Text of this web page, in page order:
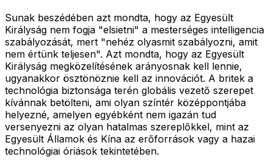
Sunak beszédében azt mondta, hogy az Egyesült
Királyság nem fogja "elsietni" a mesterséges intelligencia
szabályozását, mert "nehéz olyasmit szabályozni, amit
nem értünk teljesen". Azt mondta, hogy az Egyesült
Királyság megközelítésének arányosnak kell lennie,
ugyanakkor ösztönöznie kell az innovációt. A britek a
technológia biztonsága terén globális vezető szerepet
kívánnak betölteni, ami olyan színtér középpontjába
helyezné, amelyen egyébként nem igazán tud
versenyezni az olyan hatalmas szereplőkkel, mint az
Egyesült Államok és Kína az erőforrások vagy a hazai
technológiai óriások tekintetében.